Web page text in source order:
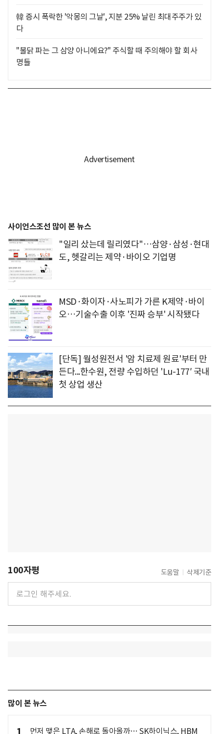
韓 증시 폭락한 '악몽의 그날', 지분 25% 날린 최대주주가 있
다
"불닭 파는 그 삼양 아니에요?" 주식할 때 주의해야 할 회사
명들
사이언스조선 많이 본 뉴스
"일리 샀는데 릴리였다"…삼양·삼성·현대
도, 헷갈리는 제약·바이오 기업명
MSD·화이자·사노피가 가른 K제약·바이
오…기술수출 이후 '진짜 승부' 시작됐다
[단독] 월성원전서 '암 치료제 원료'부터 만
든다...한수원, 전량 수입하던 'Lu-177′ 국내
첫 상업 생산
100자평 도움말 삭제기준
많이 본 뉴스
먼저 맺은 LTA, 손해로 돌아올까… SK하이닉스, HBM